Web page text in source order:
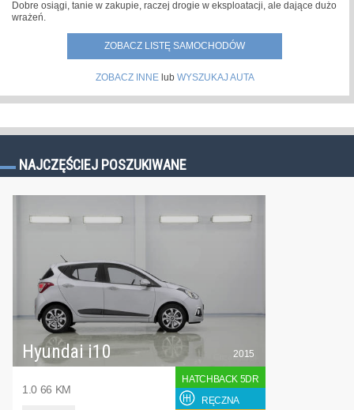
Dobre osiągi, tanie w zakupie, raczej drogie w eksploatacji, ale dające dużo
wrażeń.
ZOBACZ LISTĘ SAMOCHODÓW
ZOBACZ INNElub WYSZUKAJ AUTA
NAJCZĘŚCIEJ POSZUKIWANE
Hyundai i10
1.0 66 KM
2015
HATCHBACK 5DR
RĘCZNA